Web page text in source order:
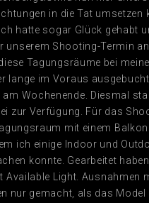
in die Tat umsetzen
hatte sogar Glück gehabt
unserem Shooting-Termin
Tagungsräume bei
lange im Voraus
Wochenende. Diesmal
zur Verfügung. Für das
mit einem
ich einige Indoor und
konnte. Gearbeitet
Available Light. Ausnahmen
nur gemacht, als das Model